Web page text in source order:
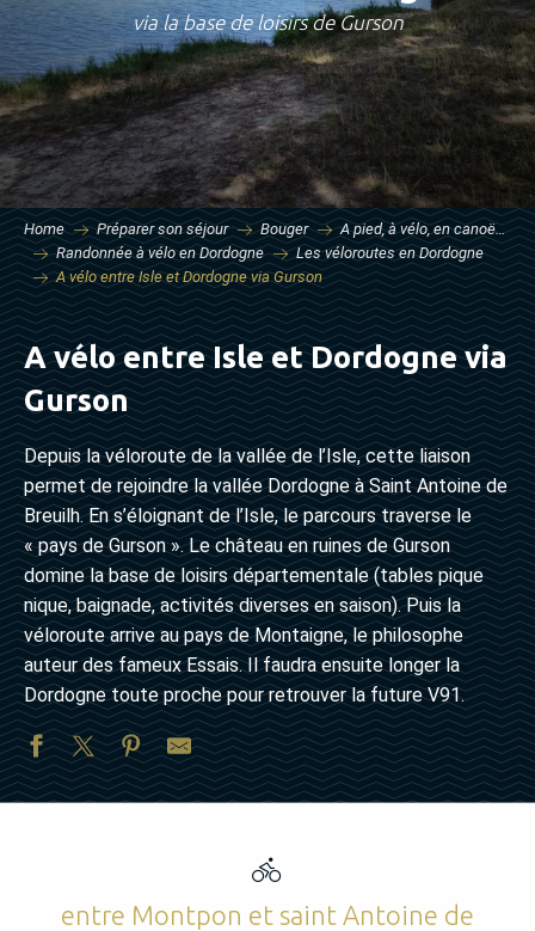
via la base de loisirs de Gurson
Home Préparer son séjour Bouger
A pied, à vélo, en canoë…
Randonnée à vélo en Dordogne
Les véloroutes en Dordogne
A vélo entre Isle et Dordogne via Gurson
A vélo entre Isle et Dordogne via
Gurson
Depuis la véloroute de la vallée de l’Isle, cette liaison
permet de rejoindre la vallée Dordogne à Saint Antoine de
Breuilh. En s’éloignant de l’Isle, le parcours traverse le
« pays de Gurson ». Le château en ruines de Gurson
domine la base de loisirs départementale (tables pique
nique, baignade, activités diverses en saison). Puis la
véloroute arrive au pays de Montaigne, le philosophe
auteur des fameux Essais. Il faudra ensuite longer la
Dordogne toute proche pour retrouver la future V91.
entre Montpon et saint Antoine de